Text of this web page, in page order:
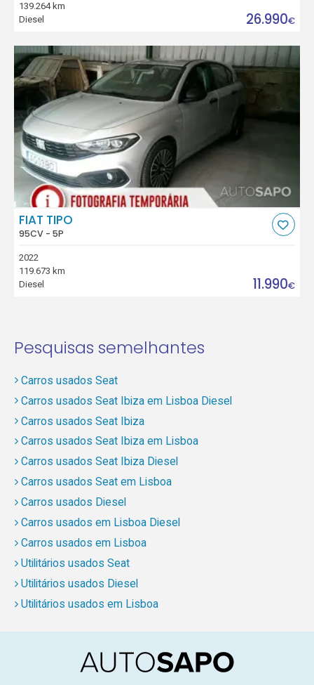
139.264 km
Diesel
26.990€
FIAT TIPO
95CV - 5P
2022
119.673 km
Diesel
11.990€
Pesquisas semelhantes
Carros usados Seat
Carros usados Seat Ibiza em Lisboa Diesel
Carros usados Seat Ibiza
Carros usados Seat Ibiza em Lisboa
Carros usados Seat Ibiza Diesel
Carros usados Seat em Lisboa
Carros usados Diesel
Carros usados em Lisboa Diesel
Carros usados em Lisboa
Utilitários usados Seat
Utilitários usados Diesel
Utilitários usados em Lisboa